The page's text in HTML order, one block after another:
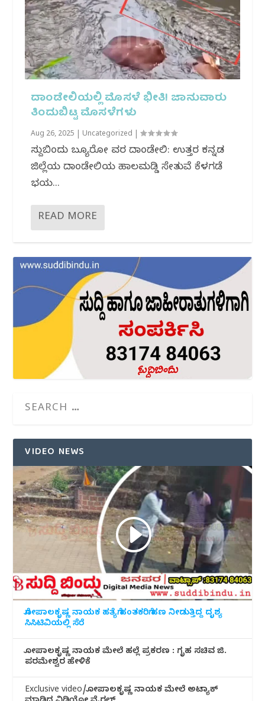
ದಾಂಡೇಲಿಯಲ್ಲಿ ಮೊಸಳೆ ಭೀತಿ! ಜಾನುವಾರು
ತಿಂದುಬಿಟ್ಟ ಮೊಸಳೆಗಳು
Aug 26, 2025 Uncategorized |
ಸುದ್ದಿಬಿಂದು ಬ್ಯೂರೋ‌ ವರದಿ ದಾಂಡೇಲಿ: ಉತ್ತರ ಕನ್ನಡ
ಜಿಲ್ಲೆಯ ದಾಂಡೇಲಿಯ ಹಾಲಮಡ್ಡಿ ಸೇತುವೆ ಕೆಳಗಡೆ
ಭಯ...
READ MORE
VIDEO NEWS
ಗೋಪಾಲಕೃಷ್ಣ ನಾಯಕ ಹತ್ಯೆಗೆ ಹಂತಕರಿಗೆ ಹಣ ನೀಡುತ್ತಿದ್ದ ದೃಶ್ಯ
ಸಿಸಿಟಿವಿಯಲ್ಲಿ ಸೆರೆ
ಗೋಪಾಲಕೃಷ್ಣ ನಾಯಕ ಮೇಲೆ ಹಲ್ಲೆ ಪ್ರಕರಣ : ಗೃಹ ಸಚಿವ ಜಿ.
ಪರಮೇಶ್ವರ ಹೇಳಿಕೆ
Exclusive video/ಗೋಪಾಲಕೃಷ್ಣ ನಾಯಕ ಮೇಲೆ ಅಟ್ಯಾಕ್